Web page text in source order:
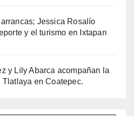
Jessica Rosalío
y el turismo en Ixtapan
y Lily Abarca acompañan la
en Coatepec.